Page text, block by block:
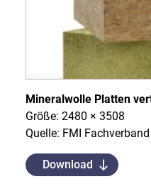
Mineralwolle Platten
Größe: 2480 × 3508
Quelle: FMI
Download